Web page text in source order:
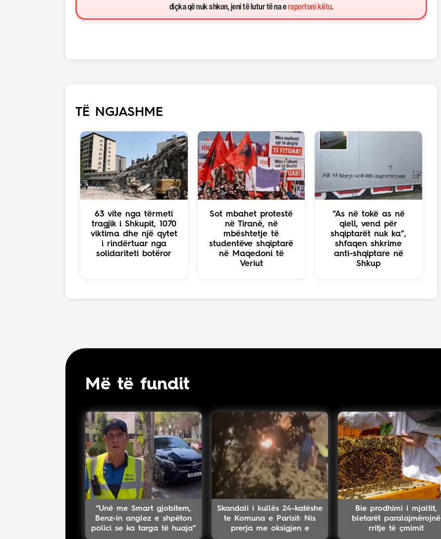
diçka që nuk shkon, jeni të lutur të na e raportoni këtu.
TË NGJASHME
63 vite nga tërmeti
tragjik i Shkupit, 1070
viktima dhe një qytet
i rindërtuar nga
solidariteti botëror
Sot mbahet protestë
në Tiranë, në
mbështetje të
studentëve shqiptarë
në Maqedoni të
Veriut
“As në tokë as në
qiell, vend për
shqiptarët nuk ka”,
shfaqen shkrime
anti-shqiptare në
Shkup
Më të fundit
“Unë me Smart gjobitem,
Benz-in anglez e shpëton
polici se ka targa të huaja”
Skandali i kullës 24-katëshe
te Komuna e Parisit: Nis
prerja me oksigjen e
Bie prodhimi i mjaltit,
bletarët paralajmërojnë
rritje të çmimit